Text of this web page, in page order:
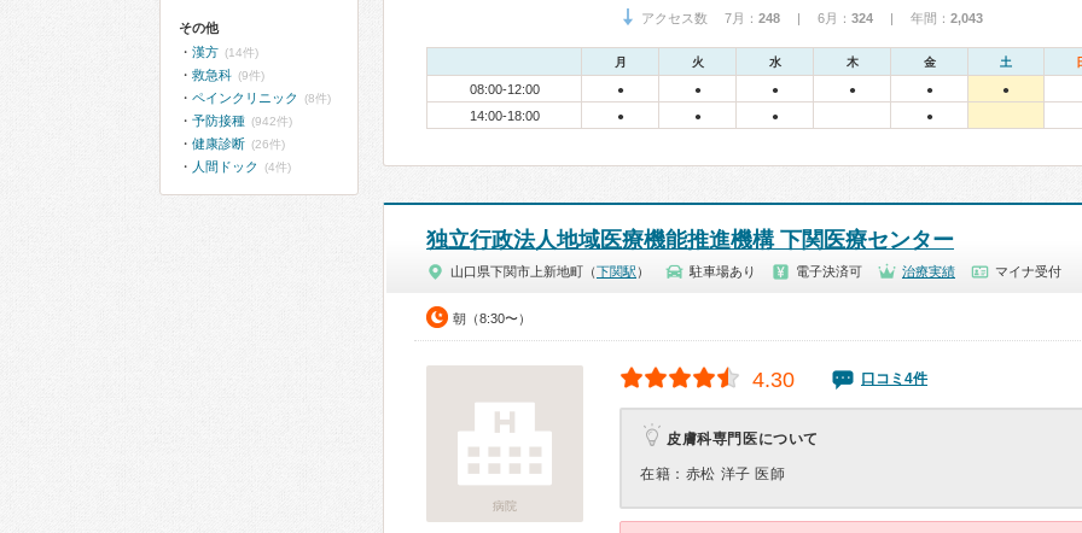
アクセス数 7月： 248 | 6月： 324 | 年間： 2,043
月 火 水 木 金 土
08:00-12:00 ● ● ● ● ● ●
14:00-18:00 ● ● ● ●
独立行政法人地域医療機能推進機構 下関医療センター
山口県下関市上新地町（下関駅 ） 駐車場あり 電子決済可 治療実績 マイナ受付
朝（8:30〜）
病院
4.30 口コミ4件
皮膚科専門医について
在籍：赤松 洋子 医師
その他
漢方 (14件)
救急科 (9件)
ペインクリニック (8件)
予防接種 (942件)
健康診断 (26件)
人間ドック (4件)